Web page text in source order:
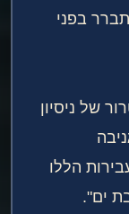
בפני
של ניסיון
הללו
ים".